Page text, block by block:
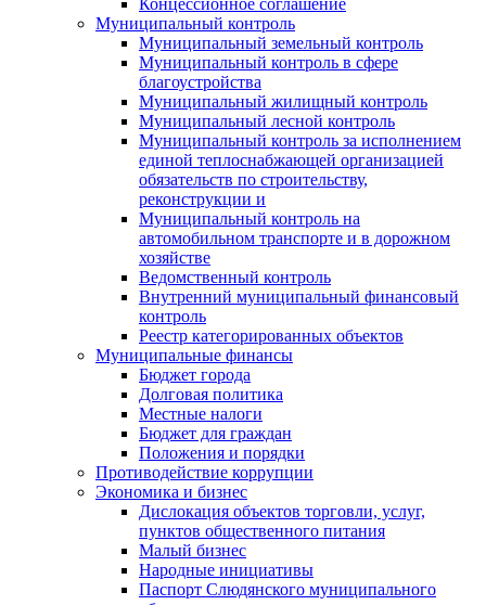
Концессионное соглашение
Муниципальный контроль
Муниципальный земельный контроль
Муниципальный контроль в сфере
благоустройства
Муниципальный жилищный контроль
Муниципальный лесной контроль
Муниципальный контроль за исполнением
единой теплоснабжающей организацией
обязательств по строительству,
реконструкции и
Муниципальный контроль на
автомобильном транспорте и в дорожном
хозяйстве
Ведомственный контроль
Внутренний муниципальный финансовый
контроль
Реестр категорированных объектов
Муниципальные финансы
Бюджет города
Долговая политика
Местные налоги
Бюджет для граждан
Положения и порядки
Противодействие коррупции
Экономика и бизнес
Дислокация объектов торговли, услуг,
пунктов общественного питания
Малый бизнес
Народные инициативы
Паспорт Слюдянского муниципального